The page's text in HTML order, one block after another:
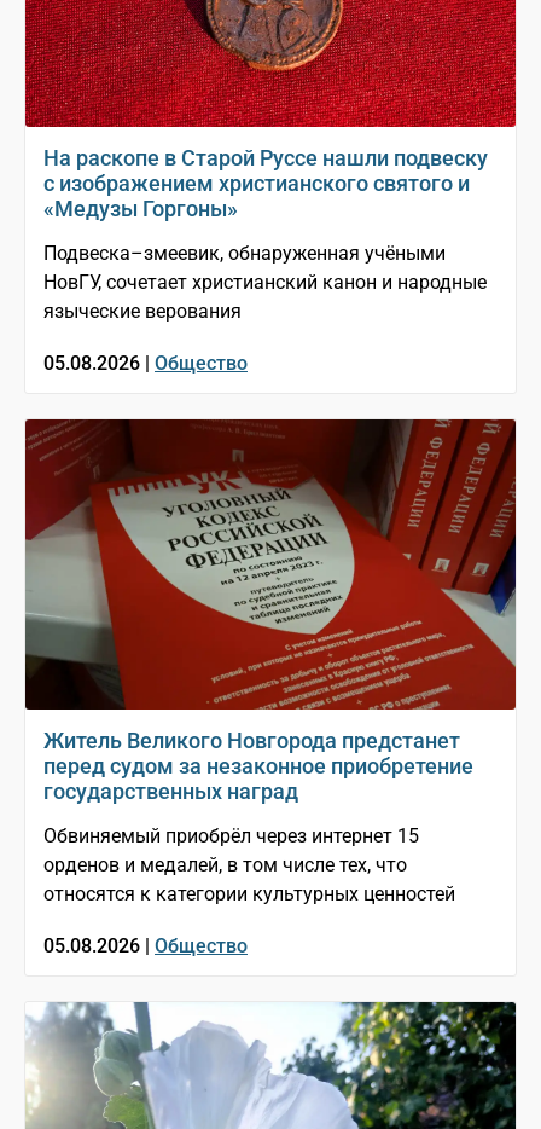
На раскопе в Старой Руссе нашли подвеску
с изображением христианского святого и
«Медузы Горгоны»
Подвеска–змеевик, обнаруженная учёными
НовГУ, сочетает христианский канон и народные
языческие верования
05.08.2026 | Общество
Житель Великого Новгорода предстанет
перед судом за незаконное приобретение
государственных наград
Обвиняемый приобрёл через интернет 15
орденов и медалей, в том числе тех, что
относятся к категории культурных ценностей
05.08.2026 | Общество